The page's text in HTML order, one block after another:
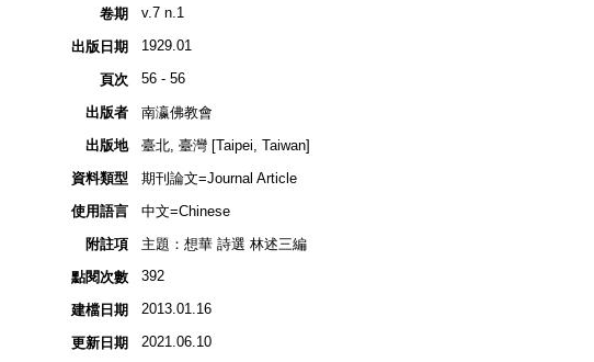
卷期
v.7 n.1
出版日期 1929.01
頁次 56 - 56
出版者
南瀛佛教會
出版地
臺北, 臺灣 [Taipei, Taiwan]
資料類型
期刊論文=Journal Article
使用語言
中文=Chinese
附註項
主題：想華 詩選 林述三編
點閱次數
392
建檔日期 2013.01.16
更新日期 2021.06.10